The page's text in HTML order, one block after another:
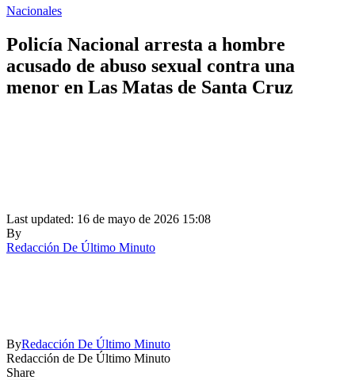
Nacionales
Policía Nacional arresta a hombre
acusado de abuso sexual contra una
menor en Las Matas de Santa Cruz
Last updated: 16 de mayo de 2026 15:08
By
Redacción De Último Minuto
ByRedacción De Último Minuto
Redacción de De Último Minuto
Share